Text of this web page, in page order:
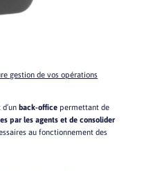
gestion de vos opérations
d’unback-office permettant de
par les agents et de consolider
au fonctionnement des